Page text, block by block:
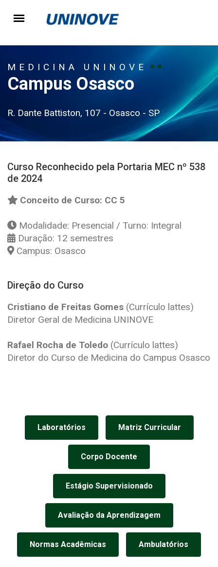
MEDICINA UNINOVE
Campus Osasco
R. Dante Battiston, 107 - Osasco - SP
Curso Reconhecido pela Portaria MEC nº 538
de 2024
Conceito de Curso: CC 5
Modalidade: Presencial / Turno: Integral
Duração: 12 semestres
Campus: Osasco
Direção do Curso
Cristiano de Freitas Gomes (Currículo lattes)
Diretor Geral de Medicina UNINOVE
Rafael Rocha de Toledo (Currículo lattes)
Diretor do Curso de Medicina do Campus Osasco
Laboratórios Matriz Curricular
Corpo Docente
Estágio Supervisionado
Avaliação da Aprendizagem
Normas Acadêmicas Ambulatórios